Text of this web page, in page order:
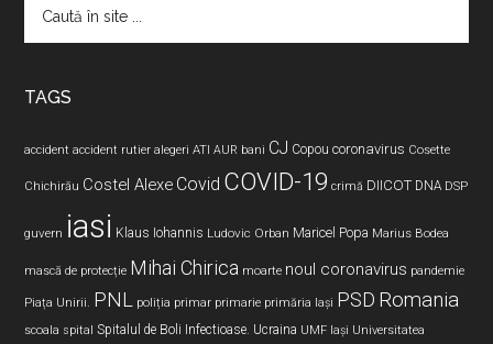
TAGS
accident accident rutier alegeri ATI AUR bani CJ Copou coronavirus Cosette
Chichirău Costel Alexe Covid COVID-19 crimă DIICOT DNA DSP
guvern iasi Klaus Iohannis Ludovic Orban Maricel Popa Marius Bodea
mască de protecție Mihai Chirica moarte noul coronavirus pandemie
Piața Unirii. PNL poliția primar primarie primăria Iași PSD Romania
scoala spital Spitalul de Boli Infectioase. Ucraina UMF Iași Universitatea